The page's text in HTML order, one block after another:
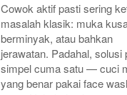
Cowok aktif pasti sering
masalah klasik: muka
berminyak, atau bahkan
jerawatan. Padahal, solusi
simpel cuma satu — cuci
yang benar pakai face